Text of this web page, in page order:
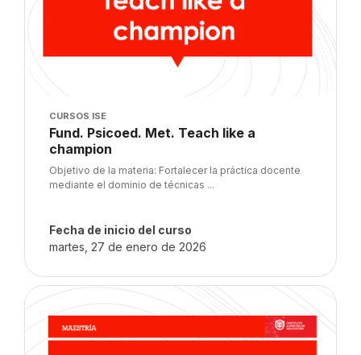
Imagen del curso
CURSOS ISE
Nombre del curso
Fund. Psicoed. Met. Teach like a
champion
Texto del resumen del curso:
Objetivo de la materia: Fortalecer la práctica docente
mediante el dominio de técnicas ...
Fecha de inicio del curso
martes, 27 de enero de 2026
Imagen del curso" Selectos de Psicología '25